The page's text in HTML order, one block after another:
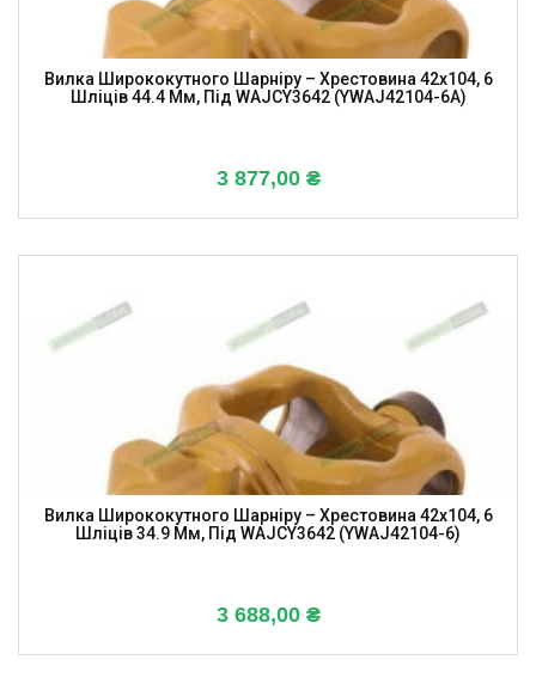
Вилка Ширококутного Шарніру – Хрестовина 42х104, 6
Шліців 44.4 Мм, Під WAJCY3642 (YWAJ42104-6A)
3 877,00 ₴
Вилка Ширококутного Шарніру – Хрестовина 42х104, 6
Шліців 34.9 Мм, Під WAJCY3642 (YWAJ42104-6)
3 688,00 ₴